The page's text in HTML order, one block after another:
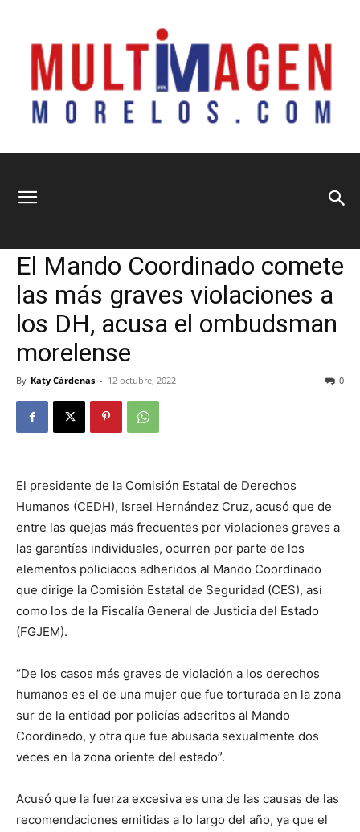
Morelos
El Mando Coordinado comete
las más graves violaciones a
los DH, acusa el ombudsman
morelense
By Katy Cárdenas - 12 octubre, 2022 0
El presidente de la Comisión Estatal de Derechos
Humanos (CEDH), Israel Hernández Cruz, acusó que de
entre las quejas más frecuentes por violaciones graves a
las garantías individuales, ocurren por parte de los
elementos policiacos adheridos al Mando Coordinado
que dirige la Comisión Estatal de Seguridad (CES), así
como los de la Fiscalía General de Justicia del Estado
(FGJEM).
“De los casos más graves de violación a los derechos
humanos es el de una mujer que fue torturada en la zona
sur de la entidad por policías adscritos al Mando
Coordinado, y otra que fue abusada sexualmente dos
veces en la zona oriente del estado”.
Acusó que la fuerza excesiva es una de las causas de las
recomendaciones emitidas a lo largo del año, ya que el